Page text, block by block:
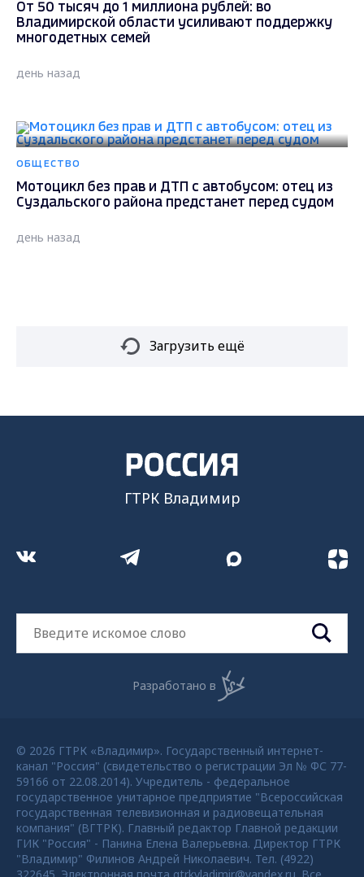
От 50 тысяч до 1 миллиона рублей: во
Владимирской области усиливают поддержку
многодетных семей
день назад
ОБЩЕСТВО
Мотоцикл без прав и ДТП с автобусом: отец из
Суздальского района предстанет перед судом
день назад
Загрузить ещё
ГТРК Владимир
Разработано в
© 2026 ГТРК «Владимир». Государственный интернет-
канал "Россия" (свидетельство о регистрации Эл № ФС 77-
59166 от 22.08.2014). Учредитель - федеральное
государственное унитарное предприятие "Всероссийская
государственная телевизионная и радиовещательная
компания" (ВГТРК). Главный редактор Главной редакции
ГИК "Россия" - Панина Елена Валерьевна. Директор ГТРК
"Владимир" Филинов Андрей Николаевич. Тел. (4922)